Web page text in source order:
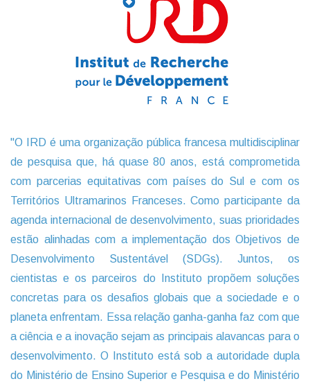
"O IRD é uma organização pública francesa multidisciplinar
de pesquisa que, há quase 80 anos, está comprometida
com parcerias equitativas com países do Sul e com os
Territórios Ultramarinos Franceses. Como participante da
agenda internacional de desenvolvimento, suas prioridades
estão alinhadas com a implementação dos Objetivos de
Desenvolvimento Sustentável (SDGs). Juntos, os
cientistas e os parceiros do Instituto propõem soluções
concretas para os desafios globais que a sociedade e o
planeta enfrentam. Essa relação ganha-ganha faz com que
a ciência e a inovação sejam as principais alavancas para o
desenvolvimento. O Instituto está sob a autoridade dupla
do Ministério de Ensino Superior e Pesquisa e do Ministério